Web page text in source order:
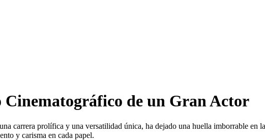
de un Gran Actor
carrera prolífica y una versatilidad única, ha dejado una huella imborrable en
y carisma en cada papel.